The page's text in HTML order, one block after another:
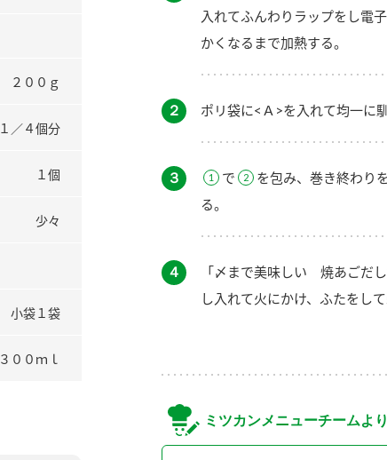
２００ｇ
１／４個分
１個
少々
小袋１袋
３００ｍｌ
入れてふんわりラップをし電
かくなるまで加熱する。
２ ポリ袋に<Ａ>を入れて均一に
３ で
を包み、巻き終わり
る。
４ 「〆まで美味しい 焼あごだ
し入れて火にかけ、ふたをし
ミツカンメニューチームより